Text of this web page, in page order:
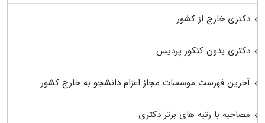
دکتری خارج از کشور
دکتری بدون کنکور پردیس
آخرین فهرست موسسات مجاز اعزام دانشجو به خارج کشور
مصاحبه با رتبه های برتر دکتری